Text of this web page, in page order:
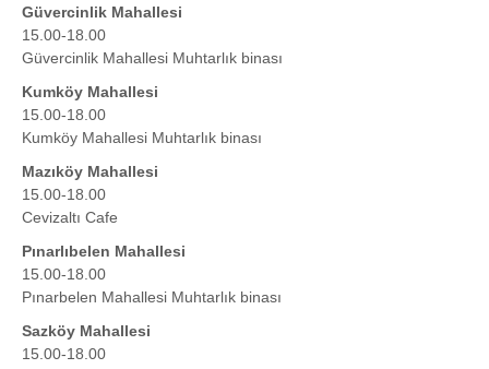
Güvercinlik Mahallesi
15.00-18.00
Güvercinlik Mahallesi Muhtarlık binası
Kumköy Mahallesi
15.00-18.00
Kumköy Mahallesi Muhtarlık binası
Mazıköy Mahallesi
15.00-18.00
Cevizaltı Cafe
Pınarlıbelen Mahallesi
15.00-18.00
Pınarbelen Mahallesi Muhtarlık binası
Sazköy Mahallesi
15.00-18.00